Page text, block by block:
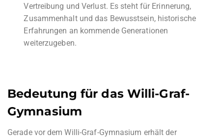
Vertreibung und Verlust. Es steht für Erinnerung,
Zusammenhalt und das Bewusstsein, historische
Erfahrungen an kommende Generationen
weiterzugeben.
Bedeutung für das Willi-Graf-
Gymnasium
Gerade vor dem Willi-Graf-Gymnasium erhält der